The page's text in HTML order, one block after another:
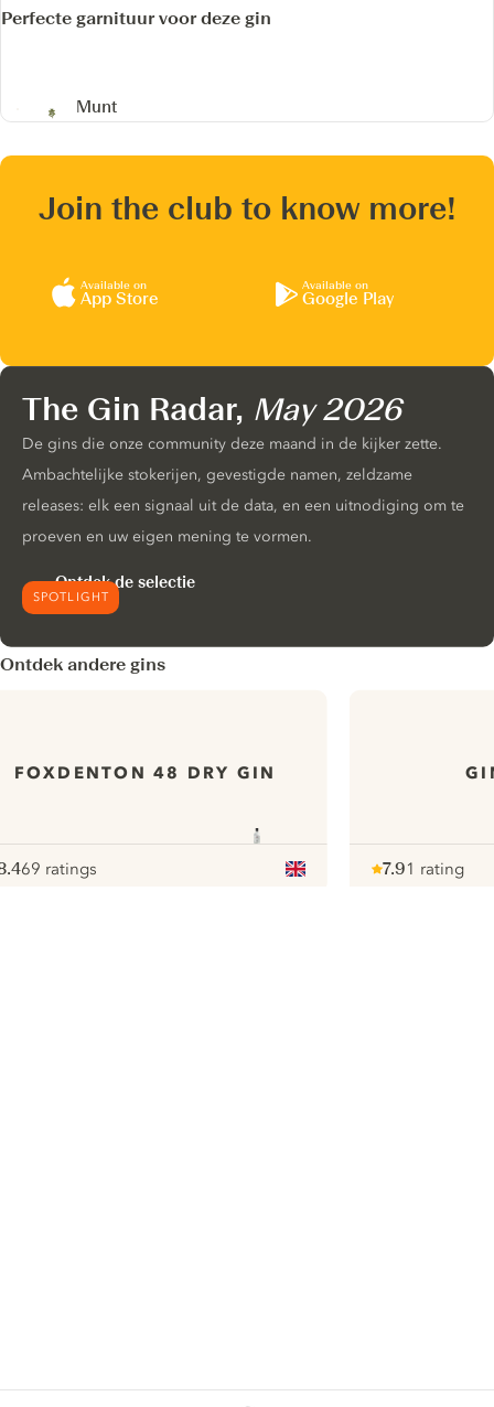
Perfecte garnituur voor deze gin
Munt
Join the club to know more!
Available on
App Store
Available on
Google Play
SPOTLIGHT
The Gin Radar, May 2026
De gins die onze community deze maand in de kijker zette.
Ambachtelijke stokerijen, gevestigde namen, zeldzame
releases: elk een signaal uit de data, en een uitnodiging om te
proeven en uw eigen mening te vormen.
Ontdek de selectie
Ontdek andere gins
FOXDENTON 48 DRY GIN
69 ratings
7.91 rating